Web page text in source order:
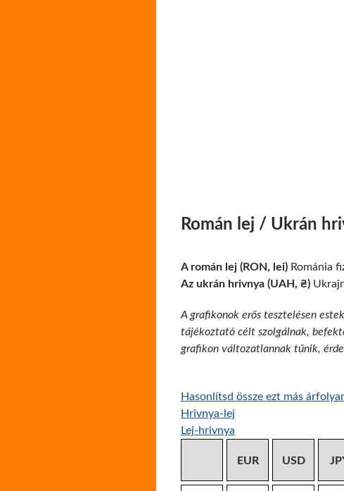
Román lej / Ukrán
A román lej (RON, lei) Románia
Az ukrán hrivnya (UAH, ₴)
A grafikonok erős tesztelésen
tájékoztató célt szolgálnak,
grafikon változatlannak tűnik,
Hasonlítsd össze ezt más
Hrivnya-lej
Lej-hrivnya
EUR USD